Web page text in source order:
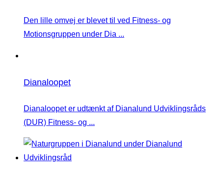
Den lille omvej er blevet til ved Fitness- og
Motionsgruppen under Dia ...
Dianaloopet
Dianaloopet er udtænkt af Dianalund Udviklingsråds
(DUR) Fitness- og ...